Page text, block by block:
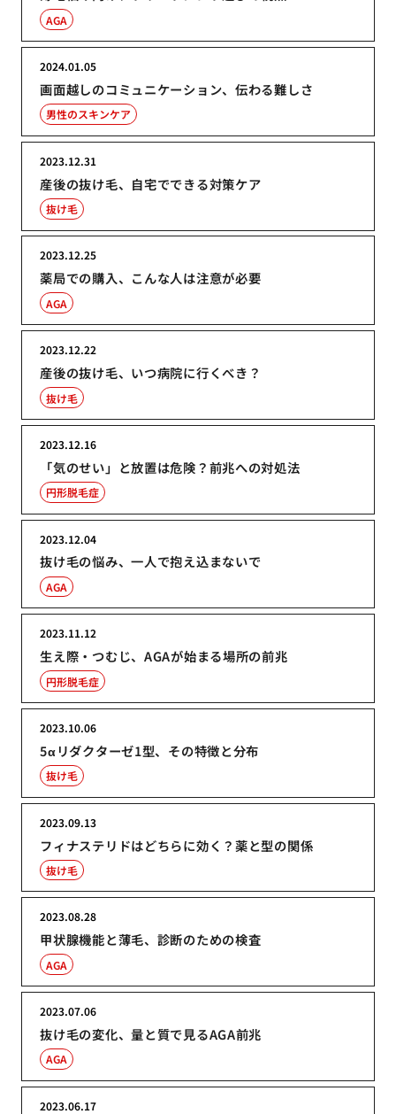
AGA
画面越しのコミュニケーション、伝わる難しさ
2024.01.05
男性のスキンケア
産後の抜け毛、自宅でできる対策ケア
2023.12.31
抜け毛
薬局での購入、こんな人は注意が必要
2023.12.25
AGA
産後の抜け毛、いつ病院に行くべき？
2023.12.22
抜け毛
「気のせい」と放置は危険？前兆への対処法
2023.12.16
円形脱毛症
抜け毛の悩み、一人で抱え込まないで
2023.12.04
AGA
生え際・つむじ、AGAが始まる場所の前兆
2023.11.12
円形脱毛症
5αリダクターゼ1型、その特徴と分布
2023.10.06
抜け毛
フィナステリドはどちらに効く？薬と型の関係
2023.09.13
抜け毛
甲状腺機能と薄毛、診断のための検査
2023.08.28
AGA
抜け毛の変化、量と質で見るAGA前兆
2023.07.06
AGA
2023.06.17